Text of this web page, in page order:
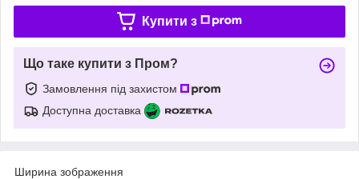
Купити з
Що таке купити з Пром?
Замовлення під захистом
Доступна доставка
Ширина зображення